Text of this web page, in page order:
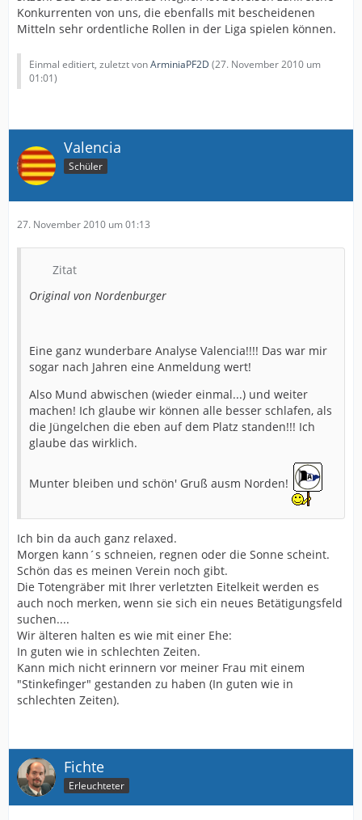
Konkurrenten von uns, die ebenfalls mit bescheidenen
Mitteln sehr ordentliche Rollen in der Liga spielen können.
Einmal editiert, zuletzt vonArminiaPF2D (27. November 2010 um
01:01)
Valencia
Schüler
27. November 2010 um 01:13
Zitat
Original von Nordenburger
Eine ganz wunderbare Analyse Valencia!!!! Das war mir
sogar nach Jahren eine Anmeldung wert!
Also Mund abwischen (wieder einmal...) und weiter
machen! Ich glaube wir können alle besser schlafen, als
die Jüngelchen die eben auf dem Platz standen!!! Ich
glaube das wirklich.
Munter bleiben und schön' Gruß ausm Norden!
Ich bin da auch ganz relaxed.
Morgen kann´s schneien, regnen oder die Sonne scheint.
Schön das es meinen Verein noch gibt.
Die Totengräber mit Ihrer verletzten Eitelkeit werden es
auch noch merken, wenn sie sich ein neues Betätigungsfeld
suchen....
Wir älteren halten es wie mit einer Ehe:
In guten wie in schlechten Zeiten.
Kann mich nicht erinnern vor meiner Frau mit einem
"Stinkefinger" gestanden zu haben (In guten wie in
schlechten Zeiten).
Fichte
Erleuchteter